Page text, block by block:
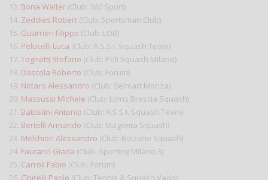
13. Bona Walter (Club: 360 Sport)
14. Zeddies Robert (Club: Sportsman Club)
15. Guarneri Filippo (Club: LOB)
16. Pelucelli Luca (Club: A.S.S.I. Squash Team)
17. Tognetti Stefano (Club: Poli Squash Milano)
18. Dascola Roberto (Club: Forum)
19. Notaro Alessandro (Club: Selmart Monza)
20. Massussi Michele (Club: Lions Brescia Squash)
21. Battistini Antonio (Club: A.S.S.I. Squash Team)
22. Bertelli Armando (Club: Magenta Squash)
23. Melchiori Alessandro (Club: Bolzano Squash)
24. Fautario Giada (Club: Sporting Milano 3)
25. Carroli Fabio (Club: Forum)
26. Ghirelli Paolo (Club: Tennis & Squash Vado)